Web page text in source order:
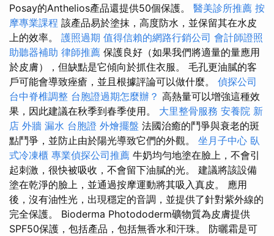
Posay的Anthelios產品還提供50個保護。 醫美診所推薦 按
摩專業課程 該產品易於塗抹，高度防水，並保留其在水皮
上的效率。 護照過期 值得信賴的網路行銷公司 會計師證照
助聽器補助 律師推薦 保護良好（如果我們將適量的量應用
於皮膚），但缺點是它傾向於抓住衣服。 毛孔更油膩的客
戶可能會導致痤瘡，並且根據評論可以做什麼。 偵探公司
台中脊椎調整 台胞證過期怎麼辦？ 高熱量可以增強這種效
果，因此建議在秋季到春季使用。 大里整骨服務 安養院 新
店 外牆 漏水 台胞證 外燴擺盤 法國治癒的鬥爭與衰老的斑
點鬥爭，並防止由於陽光導致它們的外觀。 坐月子中心 臥
式冷凍櫃 專業偵探公司推薦 牛奶均勻地塗在臉上，不會引
起刺激，很快被吸收，不會留下油膩的光。 建議將該設備
塗在乾淨的臉上，並通過按摩運動將其吸入真皮。 應用
後，沒有油性光，出現穩定的音調，並提供了針對紫外線的
完全保護。 Bioderma Photododerm礦物質為皮膚提供
SPF50保護，包括產品，包括無香水和汗珠。 防曬霜是可